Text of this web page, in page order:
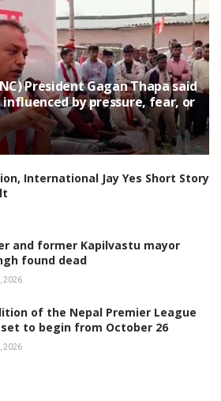
President Gagan Thapa said
by pressure, fear, or
International Jay Yes Short Story
and former Kapilvastu mayor
found dead
2026
of the Nepal Premier League
set to begin from October 26
2026